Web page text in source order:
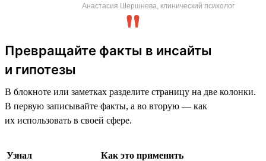
Анастасия Шершнева, клинический психолог
Превращайте факты в инсайты
и гипотезы
В блокноте или заметках разделите страницу на две колонки.
В первую записывайте факты, а во вторую — как
их использовать в своей сфере.
Узнал Как это применить